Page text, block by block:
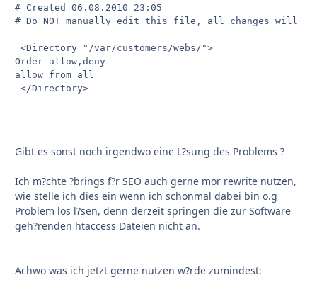
# Created 06.08.2010 23:05
# Do NOT manually edit this file, all changes will
<Directory "/var/customers/webs/">
Order allow,deny
allow from all
Gibt es sonst noch irgendwo eine L?sung des Problems ?
Ich m?chte ?brings f?r SEO auch gerne mor rewrite nutzen,
wie stelle ich dies ein wenn ich schonmal dabei bin o.g
Problem los l?sen, denn derzeit springen die zur Software
geh?renden htaccess Dateien nicht an.
Achwo was ich jetzt gerne nutzen w?rde zumindest: